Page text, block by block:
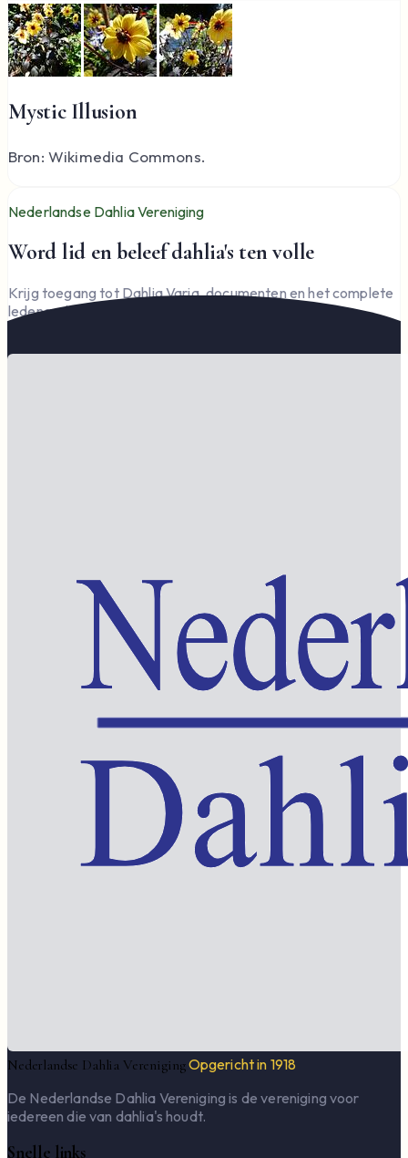
Mystic Illusion
Bron: Wikimedia Commons.
Nederlandse Dahlia Vereniging
Word lid en beleef dahlia's ten volle
Krijg toegang tot Dahlia Varia, documenten en het complete
ledengedeelte — en steun de vereniging.
Nederlandse Dahlia VerenigingOpgericht in 1918
De Nederlandse Dahlia Vereniging is de vereniging voor
iedereen die van dahlia's houdt.
Snelle links